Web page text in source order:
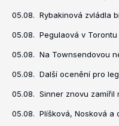
05.08. Rybakinová zvládla
05.08. Pegulaová v
05.08. Na Townsendovou
05.08. Další ocenění pro
05.08. Sinner znovu zamířil
05.08. Plíšková, Nosková a